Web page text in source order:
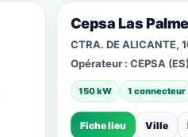
Cepsa Las
CTRA. DE ALICANTE,
Opérateur : CEPSA (ES)
150 kW 1 connecteur
Fiche lieu Ville